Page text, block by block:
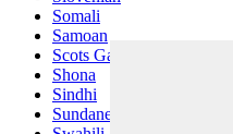
Somali
Samoan
Scots Gaelic
Shona
Sindhi
Sundanese